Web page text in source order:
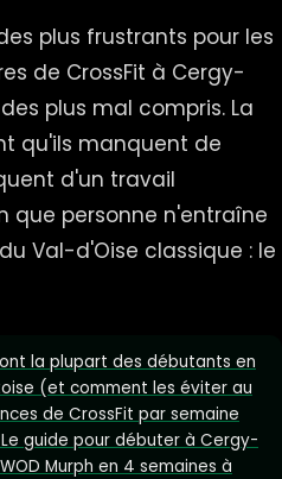
plus frustrants pour les
de CrossFit à Cergy-
plus mal compris. La
qu'ils manquent de
d'un travail
que personne n'entraîne
Val-d'Oise classique : le
la plupart des débutants en
(et comment les éviter au
de CrossFit par semaine
guide pour débuter à Cergy-
Murph en 4 semaines à